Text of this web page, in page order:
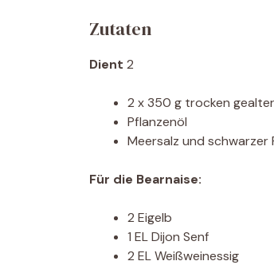
Zutaten
Dient 2
2 x 350 g trocken
Pflanzenöl
Meersalz und schwarzer
Für die Bearnaise:
2 Eigelb
1 EL Dijon Senf
2 EL Weißweinessig